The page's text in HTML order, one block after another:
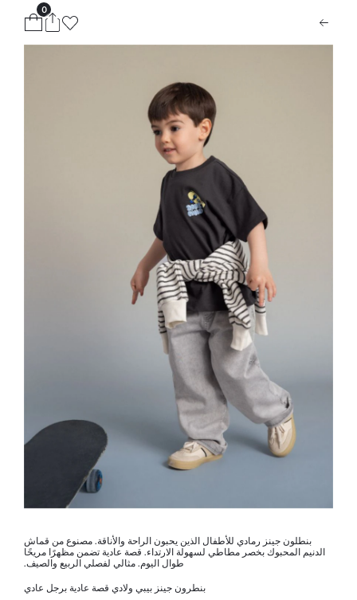
0
بنطلون جينز رمادي للأطفال الذين يحبون الراحة والأناقة. مصنوع من قماش
الدنيم المحبوك بخصر مطاطي لسهولة الارتداء. قصة عادية تضمن مظهرًا مريحًا
طوال اليوم. مثالي لفصلي الربيع والصيف.
بنطرون جينز بيبي ولادي قصة عادية برجل عادي